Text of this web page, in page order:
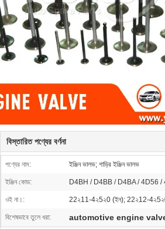
বিস্তারিত পণ্যের বর্ণনা
পণ্যের নাম: ইঞ্জিন ভালভ; গাড়ির ইঞ্জিন ভালভ
ইঞ্জিন কোড: D4BH / D4BB / D4BA / 4D56 /
ওই না।: 22২11-4২5২0 (ইন); 22২12-
বিশেষভাবে তুলে ধরা: automotive engine